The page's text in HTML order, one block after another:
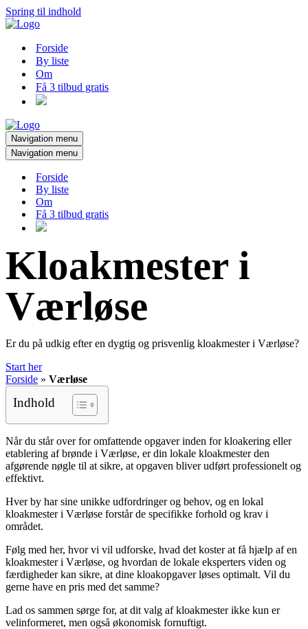
Spring til indhold
Forside
By liste
Om
Få 3 tilbud gratis
Navigation menu
Navigation menu
Forside
By liste
Om
Få 3 tilbud gratis
Kloakmester i
Værløse
Er du på udkig efter en dygtig og prisvenlig kloakmester i Værløse?
Start her
Forside » Værløse
Indhold
Når du står over for omfattende opgaver inden for kloakering eller
etablering af brønde i Værløse, er din lokale kloakmester den
afgørende nøgle til at sikre, at opgaven bliver udført professionelt og
effektivt.
Hver by har sine unikke udfordringer og behov, og en lokal
kloakmester i Værløse forstår de specifikke forhold og krav i
området.
Følg med her, hvor vi vil udforske, hvad det koster at få hjælp af en
kloakmester i Værløse, og hvordan de lokale eksperters viden og
færdigheder kan sikre, at dine kloakopgaver løses optimalt. Vil du
gerne have en pris med det samme?
Lad os sammen sørge for, at dit valg af kloakmester ikke kun er
velinformeret, men også økonomisk fornuftigt.